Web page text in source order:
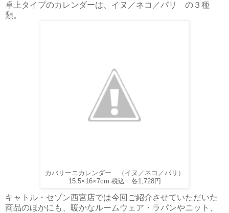
卓上タイプのカレンダーは、イヌ／ネコ／パリ の３種
類。
カバリーニカレンダー （イヌ／ネコ／パリ）
15.5×16×7cm 税込 各1,728円
キャトル・セゾン西宮店では今回ご紹介させていただいた
商品のほかにも、暖かなルームウェア・ラパンやニット、